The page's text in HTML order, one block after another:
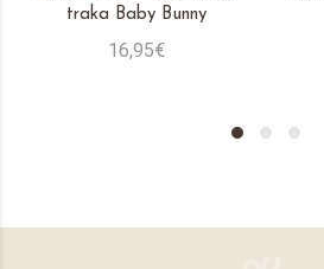
traka Baby Bunny
16,95€